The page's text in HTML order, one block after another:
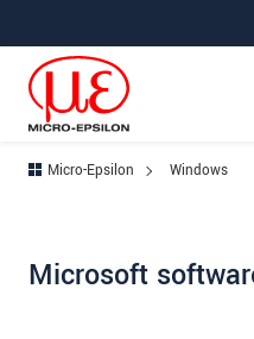
Micro-Epsilon Windows
Microsoft